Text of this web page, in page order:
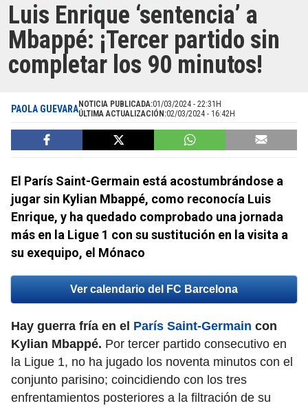
Luis Enrique ‘sentencia’ a
Mbappé: ¡Tercer partido sin
completar los 90 minutos!
PAOLA GUEVARANOTICIA PUBLICADA:01/03/2024 - 22:31H
ÚLTIMA ACTUALIZACIÓN:02/03/2024 - 16:42H
El París Saint-Germain está acostumbrándose a
jugar sin Kylian Mbappé, como reconocía Luis
Enrique, y ha quedado comprobado una jornada
más en la Ligue 1 con su sustitución en la visita a
su exequipo, el Mónaco
Ver calendario del FC Barcelona
Hay guerra fría en el París Saint-Germain con
Kylian Mbappé. Por tercer partido consecutivo en
la Ligue 1, no ha jugado los noventa minutos con el
conjunto parisino; coincidiendo con los tres
enfrentamientos posteriores a la filtración de su